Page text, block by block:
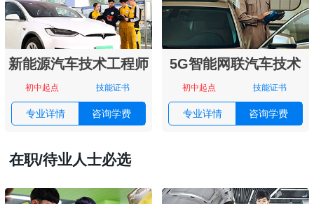
新能源汽车技术工程师
初中起点 技能证书
专业详情 咨询学费
5G智能网联汽车技术
初中起点 技能证书
专业详情 咨询学费
在职/待业人士必选